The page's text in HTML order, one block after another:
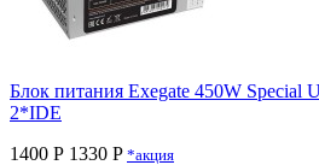
Блок питания Exegate 450W Special
2*IDE
1400 Р 1330 P *акция